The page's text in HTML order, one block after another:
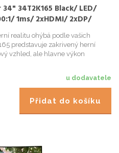
34T2K165 Black/ LED/
1ms/ 2xHDMI/ 2xDP/
realitu ohýbá podle vašich
predstavuje zakrivený herní
vzhled, ale hlavne výkon
u dodavatele
Přidat do košíku